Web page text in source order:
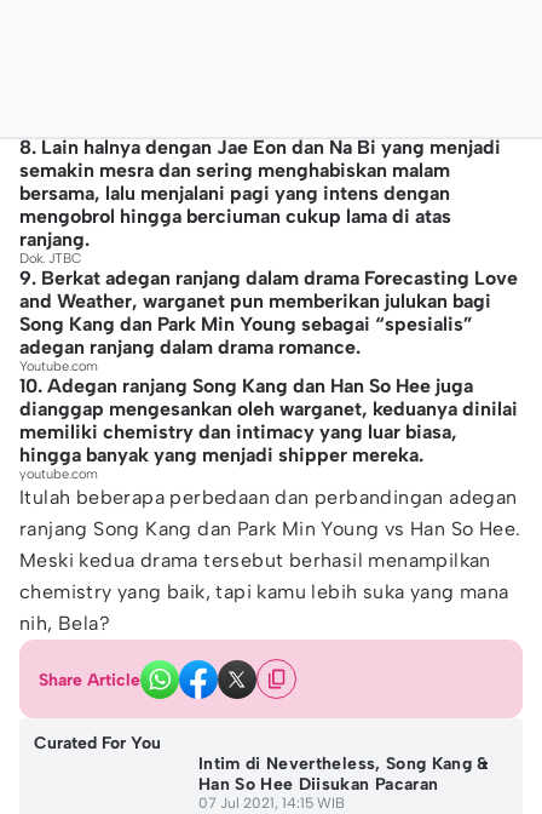
8. Lain halnya dengan Jae Eon dan Na Bi yang menjadi
semakin mesra dan sering menghabiskan malam
bersama, lalu menjalani pagi yang intens dengan
mengobrol hingga berciuman cukup lama di atas
ranjang.
Dok. JTBC
9. Berkat adegan ranjang dalam drama Forecasting Love
and Weather, warganet pun memberikan julukan bagi
Song Kang dan Park Min Young sebagai “spesialis”
adegan ranjang dalam drama romance.
Youtube.com
10. Adegan ranjang Song Kang dan Han So Hee juga
dianggap mengesankan oleh warganet, keduanya dinilai
memiliki chemistry dan intimacy yang luar biasa,
hingga banyak yang menjadi shipper mereka.
youtube.com
Itulah beberapa perbedaan dan perbandingan adegan
ranjang Song Kang dan Park Min Young vs Han So Hee.
Meski kedua drama tersebut berhasil menampilkan
chemistry yang baik, tapi kamu lebih suka yang mana
nih, Bela?
Share Article
Curated For You
Intim di Nevertheless, Song Kang &
Han So Hee Diisukan Pacaran
07 Jul 2021, 14:15 WIB